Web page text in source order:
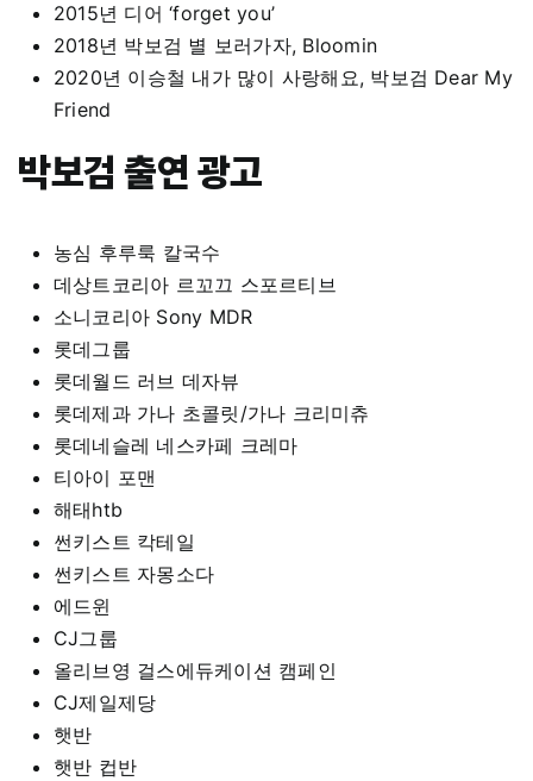
2015년 디어 ‘forget you’
2018년 박보검 별 보러가자, Bloomin
2020년 이승철 내가 많이 사랑해요, 박보검 Dear My
Friend
박보검 출연 광고
농심 후루룩 칼국수
데상트코리아 르꼬끄 스포르티브
소니코리아 Sony MDR
롯데그룹
롯데월드 러브 데자뷰
롯데제과 가나 초콜릿/가나 크리미츄
롯데네슬레 네스카페 크레마
티아이 포맨
해태htb
썬키스트 칵테일
썬키스트 자몽소다
에드윈
CJ그룹
올리브영 걸스에듀케이션 캠페인
CJ제일제당
햇반
햇반 컵반